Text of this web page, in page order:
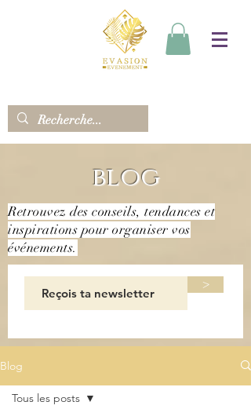
blog
Retrouvez des conseils, tendances et
inspirations pour organiser vos
événements.
>
Blog
Tous les posts